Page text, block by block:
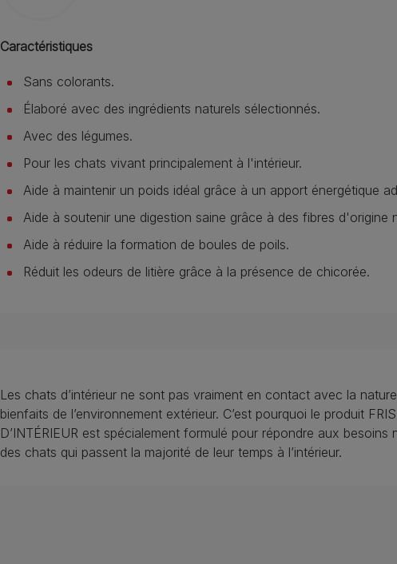
Caractéristiques
Sans colorants.
Élaboré avec des ingrédients naturels sélectionnés.
Avec des légumes.
Pour les chats vivant principalement à l'intérieur.
Aide à maintenir un poids idéal grâce à un apport énergétique
Aide à soutenir une digestion saine grâce à des fibres d'origine
Aide à réduire la formation de boules de poils.
Réduit les odeurs de litière grâce à la présence de chicorée.
Les chats d’intérieur ne sont pas vraiment en contact avec la
bienfaits de l’environnement extérieur. C’est pourquoi le produit
D’INTÉRIEUR est spécialement formulé pour répondre aux besoins
des chats qui passent la majorité de leur temps à l’intérieur.